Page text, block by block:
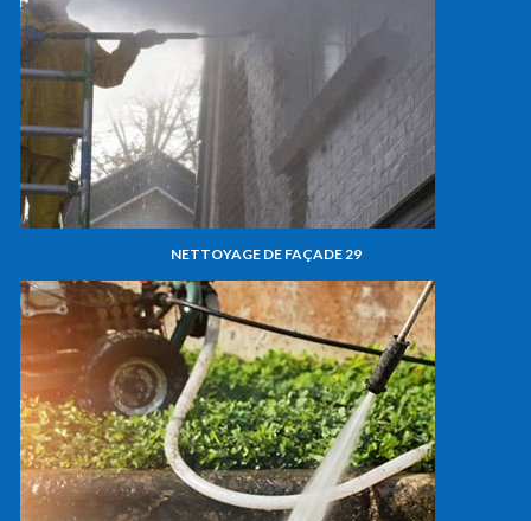
NETTOYAGE DE FAÇADE 29